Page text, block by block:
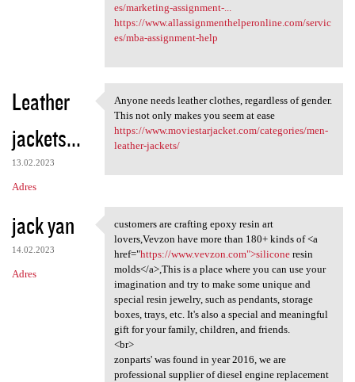
es/marketing-assignment-...
https://www.allassignmenthelperonline.com/servic
es/mba-assignment-help
Leather
jackets...
13.02.2023
Adres
Anyone needs leather clothes,
Anyone needs leather clothes, regardless of gender.
This not only makes you seem at ease
https://www.moviestarjacket.com/categories/men-
leather-jackets/
jack yan
14.02.2023
Adres
customers are crafting epoxy
customers are crafting epoxy resin art
lovers,Vevzon have more than 180+ kinds of <a
href="https://www.vevzon.com">siliconeresin
molds</a>,This is a place where you can use your
imagination and try to make some unique and
special resin jewelry, such as pendants, storage
boxes, trays, etc. It's also a special and meaningful
gift for your family, children, and friends.
<br>
zonparts' was found in year 2016, we are
professional supplier of diesel engine replacement